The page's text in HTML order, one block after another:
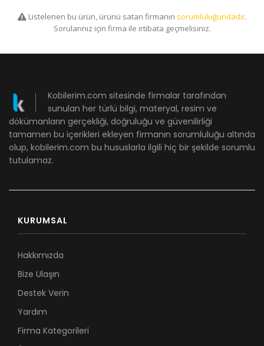
Listelenen bu ürün, ürünü satan firmanın sorumluluğundadır.
Sorularınız için firma ile irtibata geçmelisiniz.
Kobilerim.com sitesinde firmalar tarafından
sunulan her türlü bilgi, materyal, resim ve
dökümanların gerçekliği, doğruluğu ve güvenilirliği
tamamen bu içerikleri ekleyen firmanın sorumluluğu altında
olup, kobilerim.com bu hususlarla ilgili hiç bir şekilde sorumlu
tutulamaz.
KURUMSAL
Hakkımızda
Bize Ulaşın
Destek Verin
Yardım
Firma Kategorileri